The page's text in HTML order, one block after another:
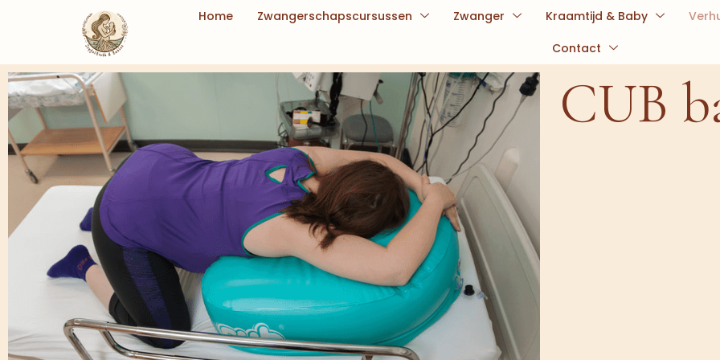
inhoud
Home Zwangerschapscursussen Zwanger Kraamtijd & Baby
Contact
CUB